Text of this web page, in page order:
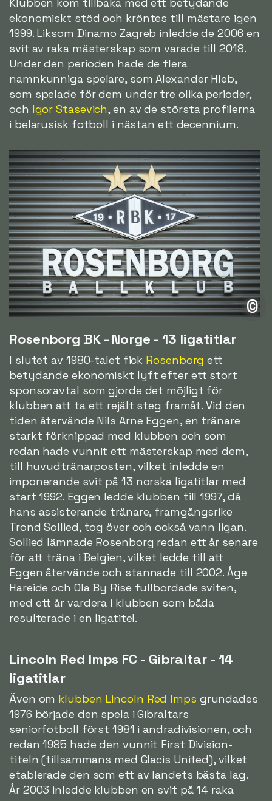
ekonomiskt stöd och kröntes till mästare igen
1999. Liksom Dinamo Zagreb inledde de 2006 en
svit av raka mästerskap som varade till 2018.
Under den perioden hade de flera
namnkunniga spelare, som Alexander Hleb,
som spelade för dem under tre olika perioder,
och Igor Stasevich, en av de största profilerna
i belarusisk fotboll i nästan ett decennium.
©
Rosenborg BK - Norge - 13 ligatitlar
I slutet av 1980-talet fick Rosenborg ett
betydande ekonomiskt lyft efter ett stort
sponsoravtal som gjorde det möjligt för
klubben att ta ett rejält steg framåt. Vid den
tiden återvände Nils Arne Eggen, en tränare
starkt förknippad med klubben och som
redan hade vunnit ett mästerskap med dem,
till huvudtränarposten, vilket inledde en
imponerande svit på 13 norska ligatitlar med
start 1992. Eggen ledde klubben till 1997, då
hans assisterande tränare, framgångsrike
Trond Sollied, tog över och också vann ligan.
Sollied lämnade Rosenborg redan ett år senare
för att träna i Belgien, vilket ledde till att
Eggen återvände och stannade till 2002. Åge
Hareide och Ola By Rise fullbordade sviten,
med ett år vardera i klubben som båda
resulterade i en ligatitel.
Lincoln Red Imps FC - Gibraltar - 14
ligatitlar
Även om klubben Lincoln Red Imps grundades
1976 började den spela i Gibraltars
seniorfotboll först 1981 i andradivisionen, och
redan 1985 hade den vunnit First Division-
titeln (tillsammans med Glacis United), vilket
etablerade den som ett av landets bästa lag.
År 2003 inledde klubben en svit på 14 raka